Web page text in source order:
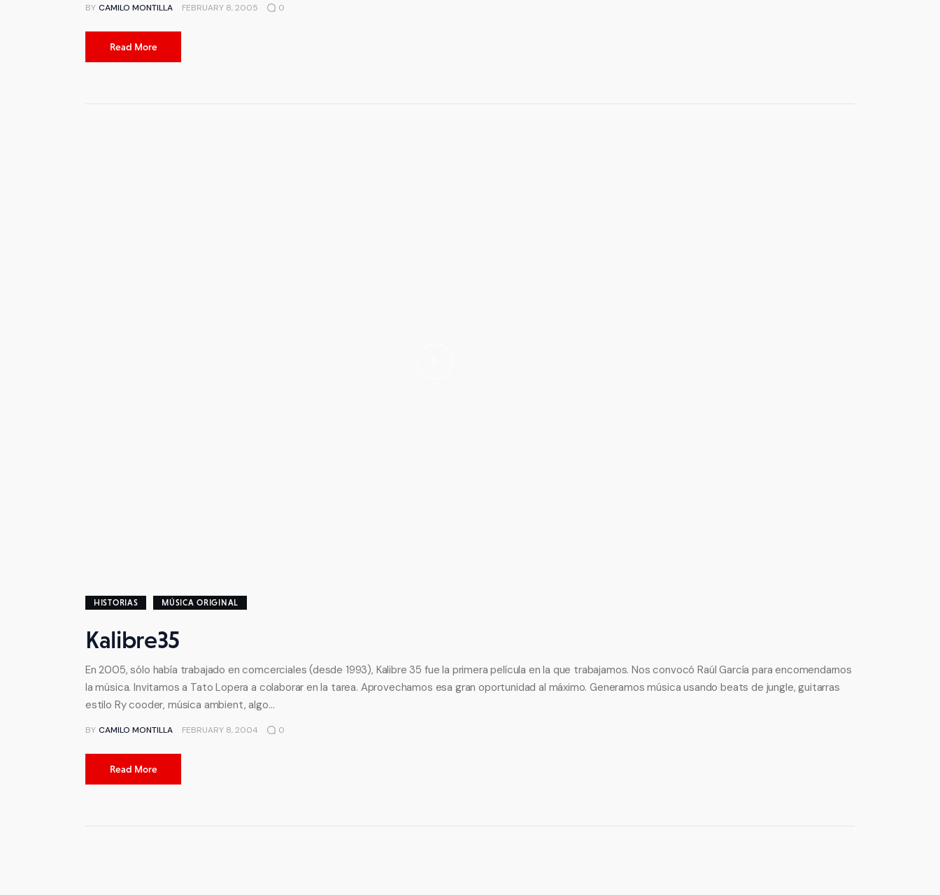
BY CAMILO MONTILLA FEBRUARY 8, 2005 0
Read More
HISTORIAS MÚSICA ORIGINAL
Kalibre35
En 2005, sólo había trabajado en comcerciales (desde 1993), Kalibre 35 fue la primera película en la que trabajamos. Nos convocó Raúl García para encomendarnos
la música. Invitamos a Tato Lopera a colaborar en la tarea. Aprovechamos esa gran oportunidad al máximo. Generamos música usando beats de jungle, guitarras
estilo Ry cooder, música ambient, algo…
BY CAMILO MONTILLA FEBRUARY 8, 2004 0
Read More